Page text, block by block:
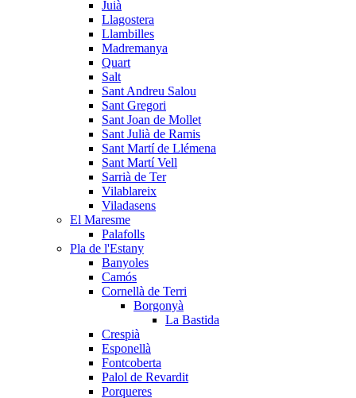
Juià
Llagostera
Llambilles
Madremanya
Quart
Salt
Sant Andreu Salou
Sant Gregori
Sant Joan de Mollet
Sant Julià de Ramis
Sant Martí de Llémena
Sant Martí Vell
Sarrià de Ter
Vilablareix
Viladasens
El Maresme
Palafolls
Pla de l'Estany
Banyoles
Camós
Cornellà de Terri
Borgonyà
La Bastida
Crespià
Esponellà
Fontcoberta
Palol de Revardit
Porqueres